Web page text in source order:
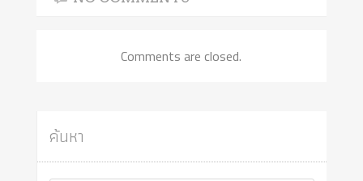
Comments are closed.
ค้นหา